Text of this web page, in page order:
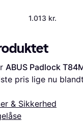
1.013 kr.
ABUS Padlock
pris lige nu blandt
& Sikkerhed